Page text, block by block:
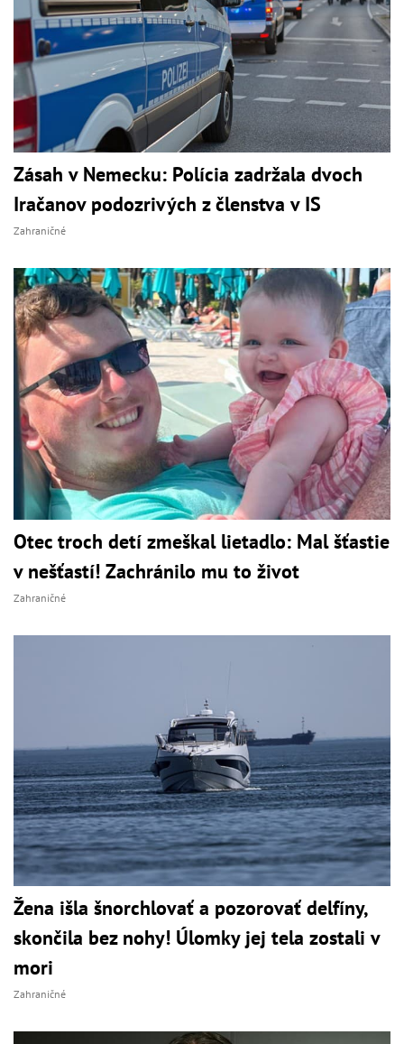
Zásah v Nemecku: Polícia zadržala dvoch
Iračanov podozrivých z členstva v IS
Zahraničné
Otec troch detí zmeškal lietadlo: Mal šťastie
v nešťastí! Zachránilo mu to život
Zahraničné
Žena išla šnorchlovať a pozorovať delfíny,
skončila bez nohy! Úlomky jej tela zostali v
mori
Zahraničné